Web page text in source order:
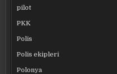
pilot
PKK
Polis
Polis ekipleri
Polonya